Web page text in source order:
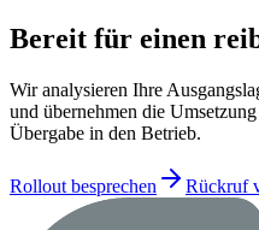
Bereit für einen
Wir analysieren Ihre
und übernehmen die
Übergabe in den Betrieb.
Rollout besprechen Rückruf